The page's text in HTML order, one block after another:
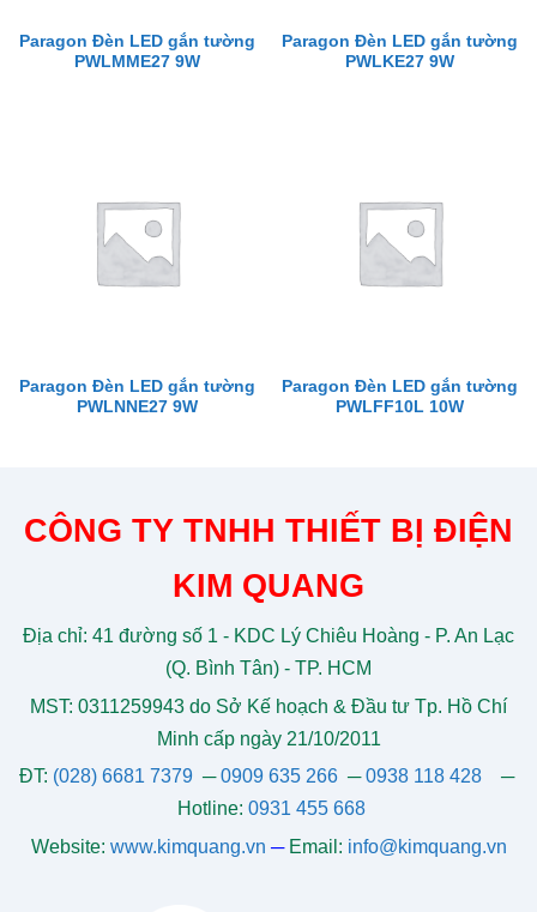
Paragon Đèn LED gắn tường
PWLMME27 9W
Paragon Đèn LED gắn tường
PWLKE27 9W
Paragon Đèn LED gắn tường
PWLNNE27 9W
Paragon Đèn LED gắn tường
PWLFF10L 10W
CÔNG TY TNHH THIẾT BỊ ĐIỆN
KIM QUANG
Địa chỉ: 41 đường số 1 - KDC Lý Chiêu Hoàng - P. An Lạc
(Q. Bình Tân) - TP. HCM
MST: 0311259943 do Sở Kế hoạch & Đầu tư Tp. Hồ Chí
Minh cấp ngày 21/10/2011
ĐT: (028) 6681 7379 ─0909 635 266─0938 118 428─
Hotline: 0931 455 668
Website: www.kimquang.vn ─ Email: info@kimquang.vn